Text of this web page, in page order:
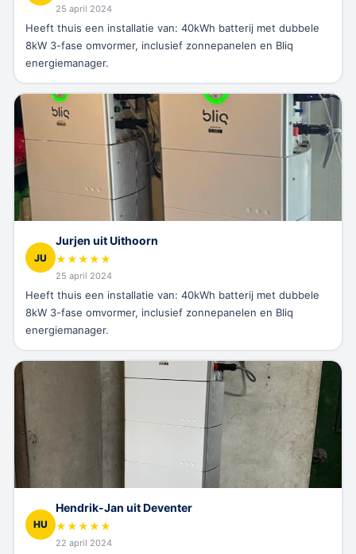
25 april 2024
Heeft thuis een installatie van: 40kWh batterij met dubbele
8kW 3-fase omvormer, inclusief zonnepanelen en Bliq
energiemanager.
JU
Jurjen uit Uithoorn
★★★★★
25 april 2024
Heeft thuis een installatie van: 40kWh batterij met dubbele
8kW 3-fase omvormer, inclusief zonnepanelen en Bliq
energiemanager.
HU
Hendrik-Jan uit Deventer
★★★★★
22 april 2024